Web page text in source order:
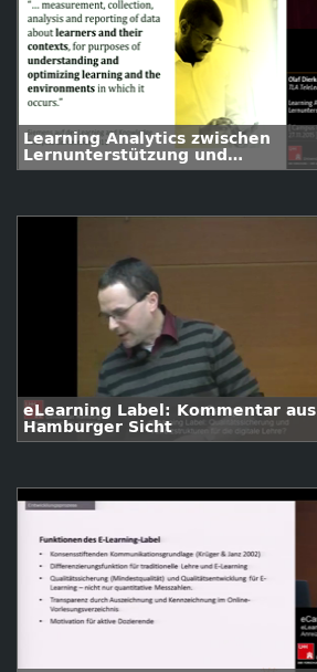
Learning Analytics zwischen
Lernunterstützung und
Studentenverfolgung
eLearning Label: Kommentar aus
Hamburger Sicht